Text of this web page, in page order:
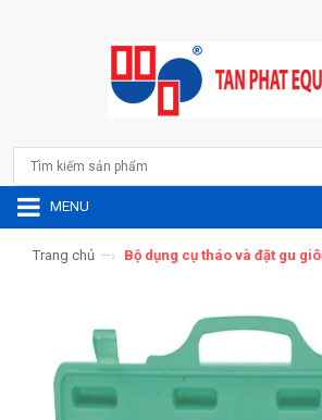
MENU
Trang chủ —› Bộ dụng cụ tháo và đặt gu